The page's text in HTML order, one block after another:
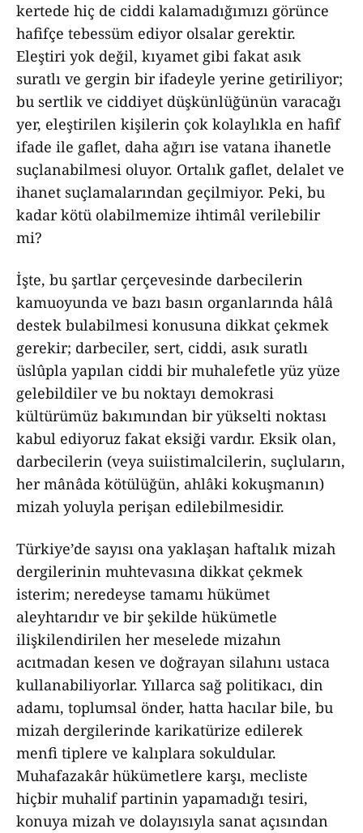
kertede hiç de ciddi kalamadığımızı görünce
hafifçe tebessüm ediyor olsalar gerektir.
Eleştiri yok değil, kıyamet gibi fakat asık
suratlı ve gergin bir ifadeyle yerine getiriliyor;
bu sertlik ve ciddiyet düşkünlüğünün varacağı
yer, eleştirilen kişilerin çok kolaylıkla en hafif
ifade ile gaflet, daha ağırı ise vatana ihanetle
suçlanabilmesi oluyor. Ortalık gaflet, delalet ve
ihanet suçlamalarından geçilmiyor. Peki, bu
kadar kötü olabilmemize ihtimâl verilebilir
mi?
İşte, bu şartlar çerçevesinde darbecilerin
kamuoyunda ve bazı basın organlarında hâlâ
destek bulabilmesi konusuna dikkat çekmek
gerekir; darbeciler, sert, ciddi, asık suratlı
üslûpla yapılan ciddi bir muhalefetle yüz yüze
gelebildiler ve bu noktayı demokrasi
kültürümüz bakımından bir yükselti noktası
kabul ediyoruz fakat eksiği vardır. Eksik olan,
darbecilerin (veya suiistimalcilerin, suçluların,
her mânâda kötülüğün, ahlâki kokuşmanın)
mizah yoluyla perişan edilebilmesidir.
Türkiye’de sayısı ona yaklaşan haftalık mizah
dergilerinin muhtevasına dikkat çekmek
isterim; neredeyse tamamı hükümet
aleyhtarıdır ve bir şekilde hükümetle
ilişkilendirilen her meselede mizahın
acıtmadan kesen ve doğrayan silahını ustaca
kullanabiliyorlar. Yıllarca sağ politikacı, din
adamı, toplumsal önder, hatta hacılar bile, bu
mizah dergilerinde karikatürize edilerek
menfi tiplere ve kalıplara sokuldular.
Muhafazakâr hükümetlere karşı, mecliste
hiçbir muhalif partinin yapamadığı tesiri,
konuya mizah ve dolayısıyla sanat açısından